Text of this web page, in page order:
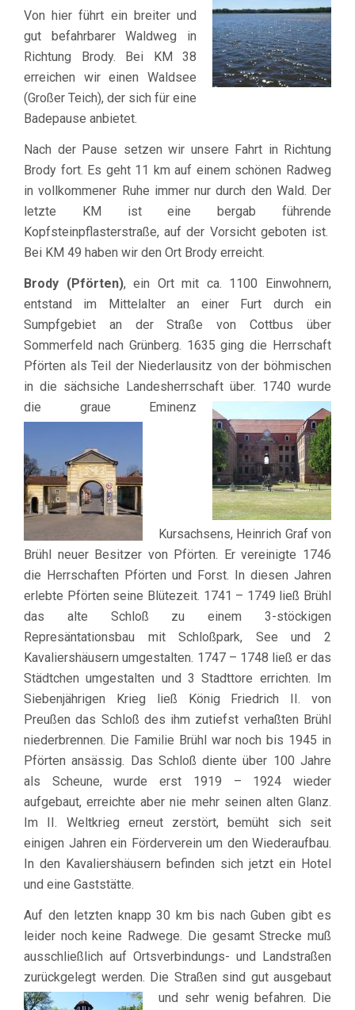
Von hier führt ein breiter und
gut befahrbarer Waldweg in
Richtung Brody. Bei KM 38
erreichen wir einen Waldsee
(Großer Teich), der sich für eine
Badepause anbietet.
Nach der Pause setzen wir unsere Fahrt in Richtung
Brody fort. Es geht 11 km auf einem schönen Radweg
in vollkommener Ruhe immer nur durch den Wald. Der
letzte KM ist eine bergab führende
Kopfsteinpflasterstraße, auf der Vorsicht geboten ist.
Bei KM 49 haben wir den Ort Brody erreicht.
Brody (Pförten), ein Ort mit ca. 1100 Einwohnern,
entstand im Mittelalter an einer Furt durch ein
Sumpfgebiet an der Straße von Cottbus über
Sommerfeld nach Grünberg. 1635 ging die Herrschaft
Pförten als Teil der Niederlausitz von der böhmischen
in die sächsiche Landesherrschaft über. 1740 wurde
die graue Eminenz
Kursachsens, Heinrich Graf von
Brühl neuer Besitzer von Pförten. Er vereinigte 1746
die Herrschaften Pförten und Forst. In diesen Jahren
erlebte Pförten seine Blütezeit. 1741 – 1749 ließ Brühl
das alte Schloß zu einem 3-stöckigen
Represäntationsbau mit Schloßpark, See und 2
Kavaliershäusern umgestalten. 1747 – 1748 ließ er das
Städtchen umgestalten und 3 Stadttore errichten. Im
Siebenjährigen Krieg ließ König Friedrich II. von
Preußen das Schloß des ihm zutiefst verhaßten Brühl
niederbrennen. Die Familie Brühl war noch bis 1945 in
Pförten ansässig. Das Schloß diente über 100 Jahre
als Scheune, wurde erst 1919 – 1924 wieder
aufgebaut, erreichte aber nie mehr seinen alten Glanz.
Im II. Weltkrieg erneut zerstört, bemüht sich seit
einigen Jahren ein Förderverein um den Wiederaufbau.
In den Kavaliershäusern befinden sich jetzt ein Hotel
und eine Gaststätte.
Auf den letzten knapp 30 km bis nach Guben gibt es
leider noch keine Radwege. Die gesamt Strecke muß
ausschließlich auf Ortsverbindungs- und Landstraßen
zurückgelegt werden. Die Straßen sind gut ausgebaut
und sehr wenig befahren. Die